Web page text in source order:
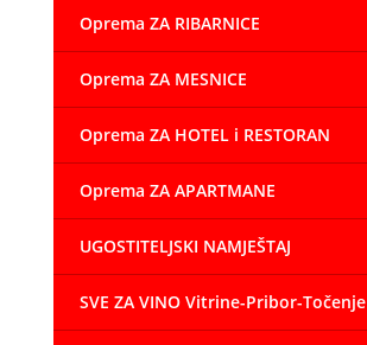
Oprema ZA RIBARNICE
Oprema ZA MESNICE
Oprema ZA HOTEL i RESTORAN
Oprema ZA APARTMANE
UGOSTITELJSKI NAMJEŠTAJ
SVE ZA VINO Vitrine-Pribor-Točenje